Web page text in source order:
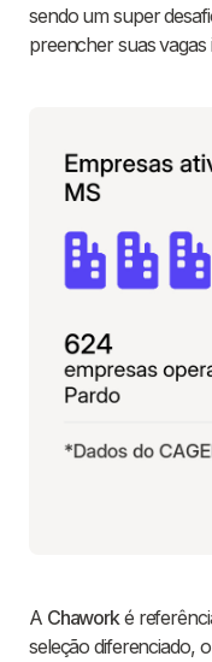
sendo um super
preencher suas vagas
A Chaworké
seleção diferenciado,